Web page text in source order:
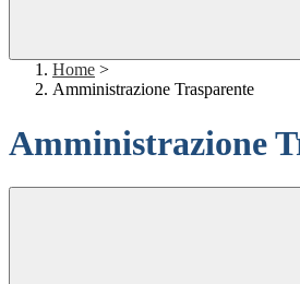
Home >
Amministrazione Trasparente
Amministrazione